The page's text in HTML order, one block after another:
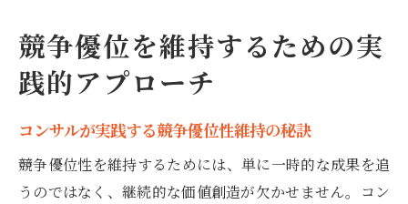
競争優位を維持するための実
践的アプローチ
コンサルが実践する競争優位性維持の秘訣
競争優位性を維持するためには、単に一時的な成果を追
うのではなく、継続的な価値創造が欠かせません。コン